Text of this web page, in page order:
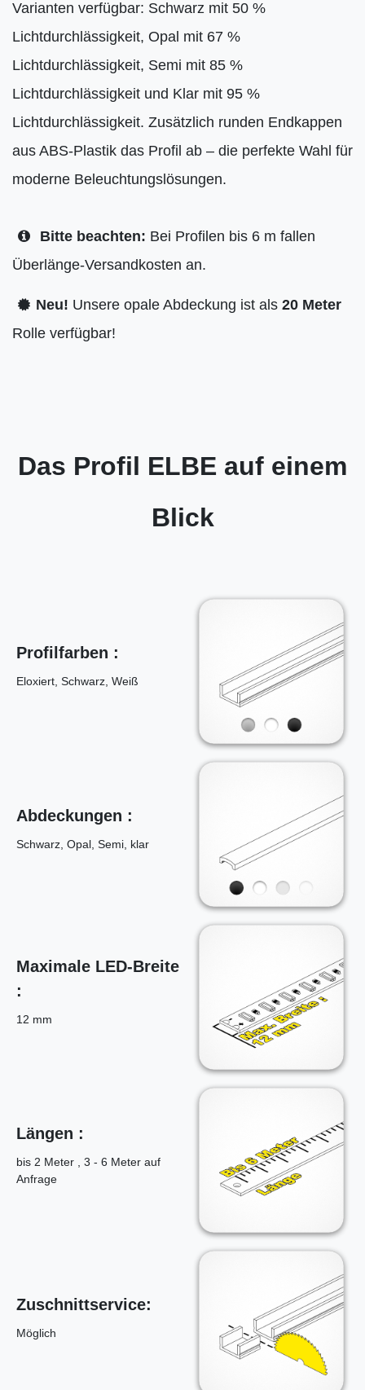
Varianten verfügbar: Schwarz mit 50 %
Lichtdurchlässigkeit, Opal mit 67 %
Lichtdurchlässigkeit, Semi mit 85 %
Lichtdurchlässigkeit und Klar mit 95 %
Lichtdurchlässigkeit. Zusätzlich runden Endkappen
aus ABS-Plastik das Profil ab – die perfekte Wahl für
moderne Beleuchtungslösungen.
Bitte beachten: Bei Profilen bis 6 m fallen
Überlänge-Versandkosten an.
Neu! Unsere opale Abdeckung ist als 20 Meter
Rolle verfügbar!
Das Profil ELBE auf einem
Blick
Profilfarben :
Eloxiert, Schwarz, Weiß
Abdeckungen :
Schwarz, Opal, Semi, klar
Maximale LED-Breite
:
12 mm
Längen :
bis 2 Meter , 3 - 6 Meter auf
Anfrage
Zuschnittservice:
Möglich